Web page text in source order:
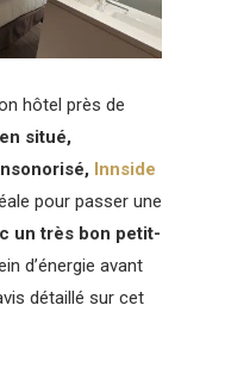
hôtel près de
situé,
Innside
pour passer une
un très bon petit-
d’énergie avant
détaillé sur cet